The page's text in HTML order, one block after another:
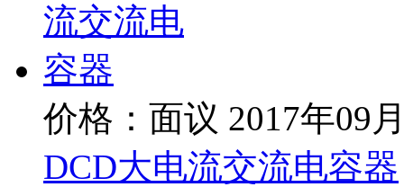
价格：面议 2017年09
DCD大电流交流电容器